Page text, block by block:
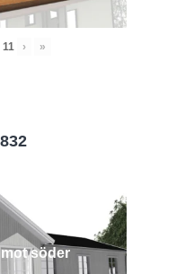
11 › »
söder